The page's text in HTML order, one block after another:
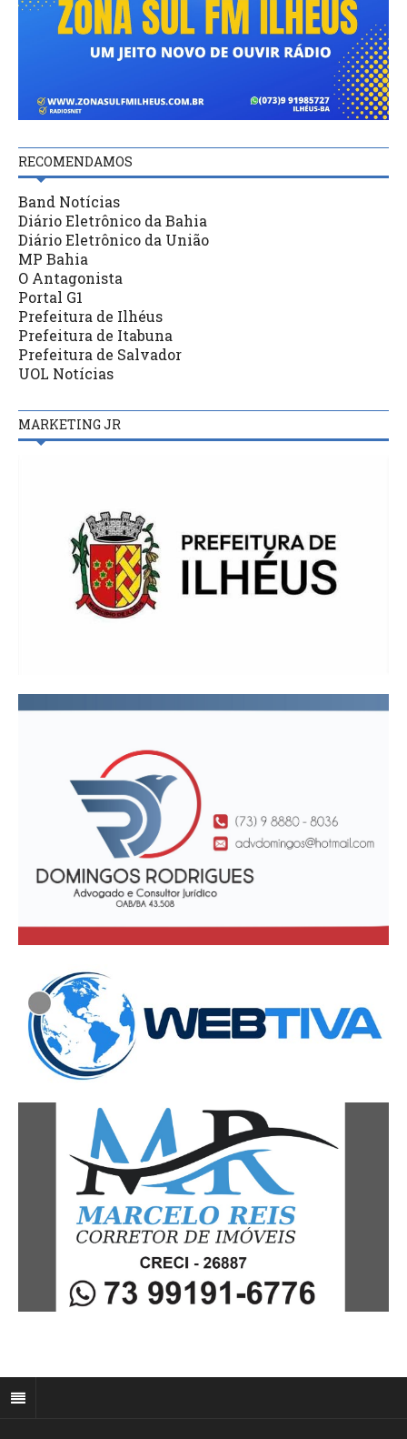
RECOMENDAMOS
Band Notícias
Diário Eletrônico da Bahia
Diário Eletrônico da União
MP Bahia
O Antagonista
Portal G1
Prefeitura de Ilhéus
Prefeitura de Itabuna
Prefeitura de Salvador
UOL Notícias
MARKETING JR